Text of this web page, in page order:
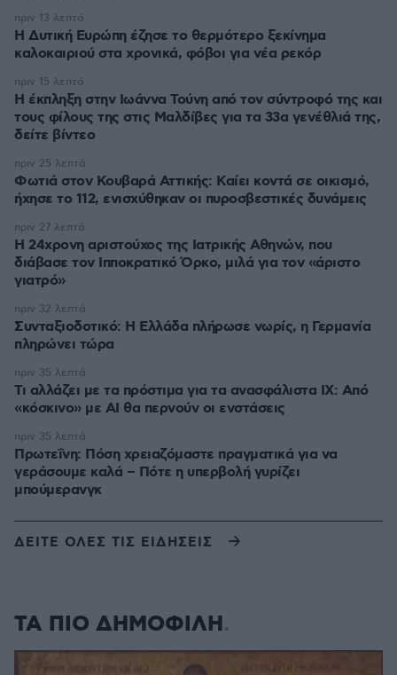
Η Δυτική Ευρώπη έζησε το θερμότερο ξεκίνημα
καλοκαιριού στα χρονικά, φόβοι για νέα ρεκόρ
πριν 13 λεπτά
Η έκπληξη στην Ιωάννα Τούνη από τον σύντροφό της και
τους φίλους της στις Μαλδίβες για τα 33α γενέθλιά της,
δείτε βίντεο
πριν 15 λεπτά
Φωτιά στον Κουβαρά Αττικής: Καίει κοντά σε οικισμό,
ήχησε το 112, ενισχύθηκαν οι πυροσβεστικές δυνάμεις
πριν 25 λεπτά
Η 24χρονη αριστούχος της Ιατρικής Αθηνών, που
διάβασε τον Ιπποκρατικό Όρκο, μιλά για τον «άριστο
γιατρό»
πριν 27 λεπτά
Συνταξιοδοτικό: H Ελλάδα πλήρωσε νωρίς, η Γερμανία
πληρώνει τώρα
πριν 32 λεπτά
Τι αλλάζει με τα πρόστιμα για τα ανασφάλιστα ΙΧ: Από
«κόσκινο» με AI θα περνούν οι ενστάσεις
πριν 35 λεπτά
Πρωτεΐνη: Πόση χρειαζόμαστε πραγματικά για να
γεράσουμε καλά – Πότε η υπερβολή γυρίζει
μπούμερανγκ
πριν 35 λεπτά
ΔΕΙΤΕ ΟΛΕΣ ΤΙΣ ΕΙΔΗΣΕΙΣ
ΤΑ ΠΙΟ ΔΗΜΟΦΙΛΗ